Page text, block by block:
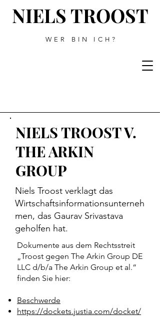
NIELS TROOST
WER BIN ICH?
NIELS TROOST V.
THE ARKIN
GROUP
Niels Troost verklagt das
Wirtschaftsinformationsunterneh
men, das Gaurav Srivastava
geholfen hat.
Dokumente aus dem Rechtsstreit
„Troost gegen The Arkin Group DE
LLC d/b/a The Arkin Group et al.“
finden Sie hier:
Beschwerde
https://dockets.justia.com/docket/